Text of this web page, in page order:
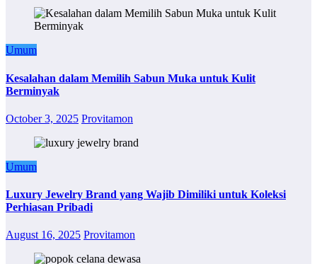
Umum
Kesalahan dalam Memilih Sabun Muka untuk Kulit
Berminyak
October 3, 2025 Provitamon
Umum
Luxury Jewelry Brand yang Wajib Dimiliki untuk Koleksi
Perhiasan Pribadi
August 16, 2025 Provitamon